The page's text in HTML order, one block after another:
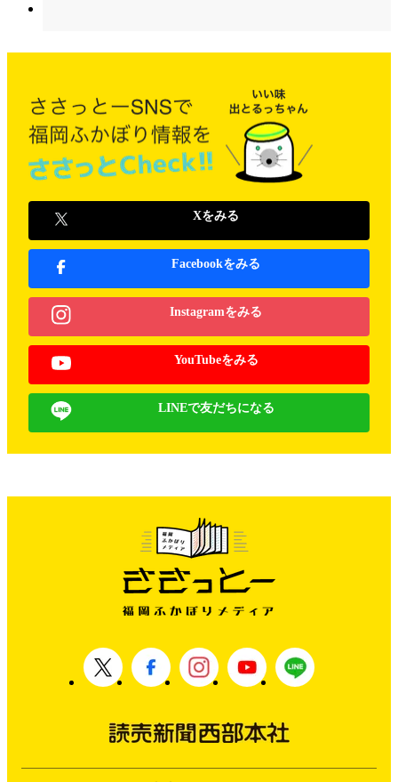
Xをみる
Facebookをみる
Instagramをみる
YouTubeをみる
LINEで友だちになる